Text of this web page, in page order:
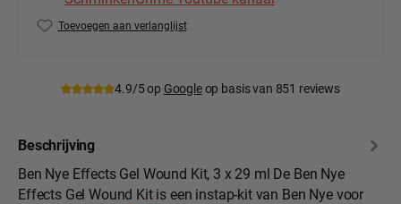
Toevoegen aan verlanglijst
4.9/5 op Googleop basis van 851 reviews
Beschrijving
Ben Nye Effects Gel Wound Kit, 3 x 29 ml De Ben Nye
Effects Gel Wound Kit is een instap-kit van Ben Nye voor